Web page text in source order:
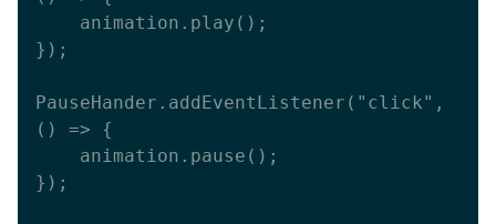
});
PauseHander.addEventListener("click",
() => {
});